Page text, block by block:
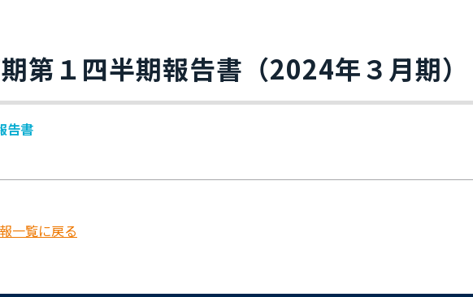
第１四半期報告書（2024年３月期）
告書
一覧に戻る